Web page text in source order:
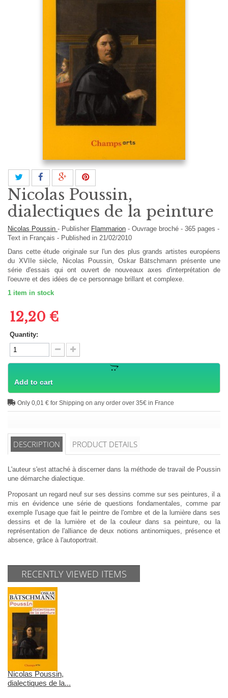
Nicolas Poussin,
dialectiques de la peinture
Nicolas Poussin - Publisher Flammarion - Ouvrage broché - 365 pages -
Text in Français - Published in 21/02/2010
Dans cette étude originale sur l'un des plus grands artistes européens
du XVIIe siècle, Nicolas Poussin, Oskar Bätschmann présente une
série d'essais qui ont ouvert de nouveaux axes d'interprétation de
l'oeuvre et des idées de ce personnage brillant et complexe.
1 item in stock
12,20 €
Quantity:
Add to cart
Only 0,01 € for Shipping on any order over 35€ in France
DESCRIPTION PRODUCT DETAILS
L'auteur s'est attaché à discerner dans la méthode de travail de Poussin
une démarche dialectique.
Proposant un regard neuf sur ses dessins comme sur ses peintures, il a
mis en évidence une série de questions fondamentales, comme par
exemple l'usage que fait le peintre de l'ombre et de la lumière dans ses
dessins et de la lumière et de la couleur dans sa peinture, ou la
représentation de l'alliance de deux notions antinomiques, présence et
absence, grâce à l'autoportrait.
RECENTLY VIEWED ITEMS
Nicolas Poussin,
dialectiques de la...